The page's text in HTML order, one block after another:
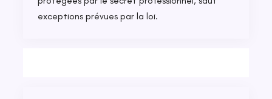
exceptions prévues par la loi.